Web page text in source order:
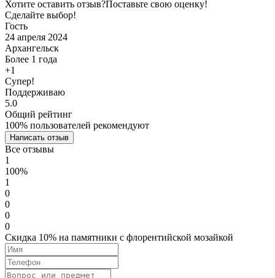
Хотите оставить отзыв?Поставьте свою оценку!
Сделайте выбор!
Гость
24 апреля 2024
Архангельск
Более 1 года
+1
Супер!
Поддерживаю
5.0
Общий рейтинг
100% пользователей рекомендуют
Написать отзыв
Все отзывы
1
100%
1
0
0
0
0
Скидка 10% на памятники с флорентийской мозайкой